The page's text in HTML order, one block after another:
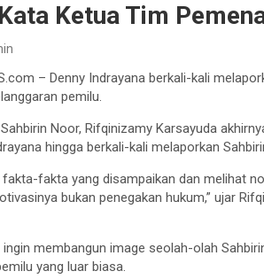
Ketua Tim
– Denny Indrayana berkali-kali
pemilu.
Noor, Rifqinizamy Karsayuda
hingga berkali-kali melaporkan
fakta yang disampaikan dan melihat
bukan penegakan hukum,” ujar
ingin membangun image seolah-olah
yang luar biasa.